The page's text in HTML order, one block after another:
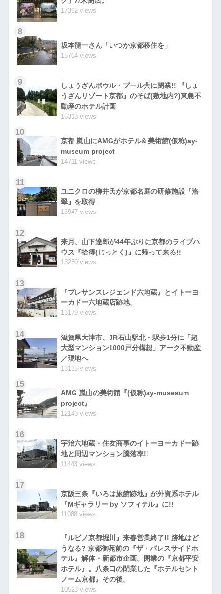
17392 views
8
坂本龍一さん「いつか京都移住を」
15704 views
9
しょうざんボウル・プール共に閉業!! 『しょ
うざんリゾート京都』のそば(敷地内?)東急不
動産のホテル計画
15313 views
10
京都 嵐山にAMGがホテル& 美術館(仮称)ay-
museum project
14711 views
11
ユニクロの柳井氏が京都名庭の研修施設『洛
翠』を取得
13947 views
12
来月、山下達郎が44年ぶりに京都のライブハ
ウス『拾得(じっとく)』に帰って来る!!
13250 views
13
『プレサンスレジェンド六地蔵』とイトーヨ
ーカドー六地蔵店跡地。
13179 views
14
滋賀県大津市、JR石山駅北・駅歩1分に「超
大型マンション1000戸分構想」アーク不動産
／現地へ
13135 views
15
AMG 嵐山の美術館『(仮称)ay-museaum
project』
12143 views
16
宇治六地蔵・住友商事のイトーヨーカドー跡
地と周辺マンション騰落率!!
11443 views
17
京阪三条『いろは旅館跡地』が外資系ホテル
『Mギャラリー by ソフィテル』に!!
11088 views
18
『ルビノ京都堀川』来春営業終了!! 跡地はど
うなる? 京都御苑前の『ザ・パレスサイドホ
テル』解体・新都市企画。閉業の『京都平安
ホテル』。八条口の閉業した『ホテルセント
ノーム京都』その後。
10523 views